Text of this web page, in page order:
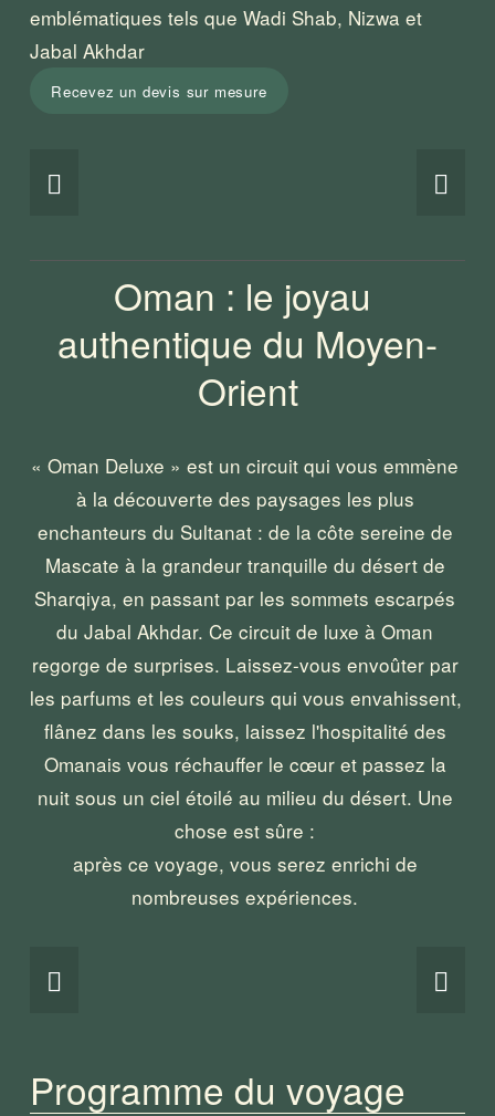
emblématiques tels que Wadi Shab, Nizwa et
Jabal Akhdar
Recevez un devis sur mesure
Oman : le joyau
authentique du Moyen-
Orient
« Oman Deluxe » est un circuit qui vous emmène
à la découverte des paysages les plus
enchanteurs du Sultanat : de la côte sereine de
Mascate à la grandeur tranquille du désert de
Sharqiya, en passant par les sommets escarpés
du Jabal Akhdar. Ce circuit de luxe à Oman
regorge de surprises. Laissez-vous envoûter par
les parfums et les couleurs qui vous envahissent,
flânez dans les souks, laissez l'hospitalité des
Omanais vous réchauffer le cœur et passez la
nuit sous un ciel étoilé au milieu du désert. Une
chose est sûre :
après ce voyage, vous serez enrichi de
nombreuses expériences.
Programme du voyage